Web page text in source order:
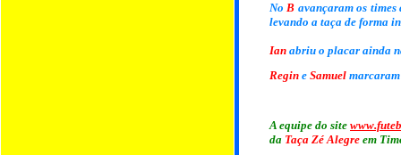
NoB avançaram os
levando a taça de forma
Ian abriu o placar ainda
Regin e Samuel
A equipe do site
da Taça Zé Alegre em